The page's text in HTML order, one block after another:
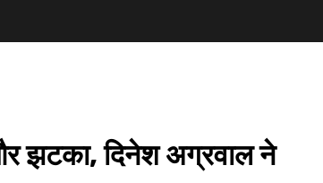
झटका, दिनेश अग्रवाल ने